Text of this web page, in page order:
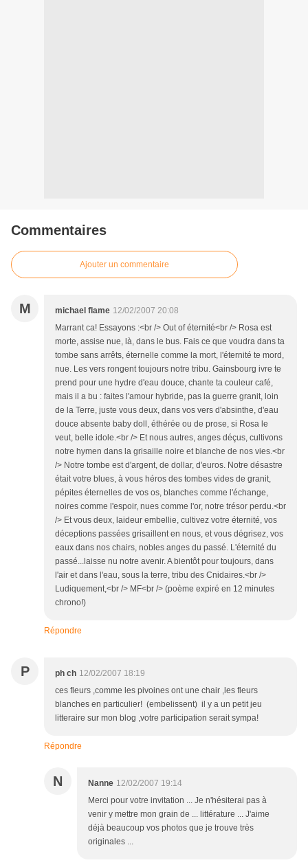
Commentaires
Ajouter un commentaire
M michael flame 12/02/2007 20:08
Marrant ca! Essayons :<br /> Out of éternité<br /> Rosa est
morte, assise nue, là, dans le bus. Fais ce que voudra dans ta
tombe sans arrêts, éternelle comme la mort, l'éternité te mord,
nue. Les vers rongent toujours notre tribu. Gainsbourg ivre te
prend pour une hydre d'eau douce, chante ta couleur café,
mais il a bu : faites l'amour hybride, pas la guerre granit, loin
de la Terre, juste vous deux, dans vos vers d'absinthe, d'eau
douce absente baby doll, éthérée ou de prose, si Rosa le
veut, belle idole.<br /> Et nous autres, anges déçus, cultivons
notre hymen dans la grisaille noire et blanche de nos vies.<br
/> Notre tombe est d'argent, de dollar, d'euros. Notre désastre
était votre blues, à vous héros des tombes vides de granit,
pépites éternelles de vos os, blanches comme l'échange,
noires comme l'espoir, nues comme l'or, notre trésor perdu.<br
/> Et vous deux, laideur embellie, cultivez votre éternité, vos
déceptions passées grisaillent en nous, et vous dégrisez, vos
eaux dans nos chairs, nobles anges du passé. L'éternité du
passé...laisse nu notre avenir. A bientôt pour toujours, dans
l'air et dans l'eau, sous la terre, tribu des Cnidaires.<br />
Ludiquement,<br /> MF<br /> (poème expiré en 12 minutes
chrono!)
Répondre
P ph ch 12/02/2007 18:19
ces fleurs ,comme les pivoines ont une chair ,les fleurs
blanches en particulier! (embelissent) il y a un petit jeu
litteraire sur mon blog ,votre participation serait sympa!
Répondre
N Nanne 12/02/2007 19:14
Merci pour votre invitation ... Je n'hésiterai pas à
venir y mettre mon grain de ... littérature ... J'aime
déjà beaucoup vos photos que je trouve très
originales ...